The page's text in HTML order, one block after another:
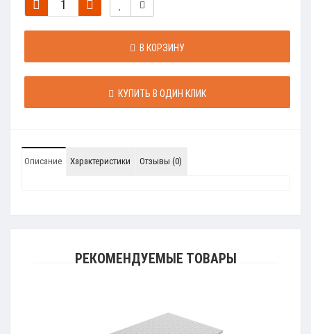
В КОРЗИНУ
КУПИТЬ В ОДИН КЛИК
Описание Характеристики Отзывы (0)
РЕКОМЕНДУЕМЫЕ ТОВАРЫ